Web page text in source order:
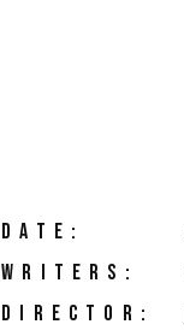
DATE:
WRITERS:
DIRECTOR: